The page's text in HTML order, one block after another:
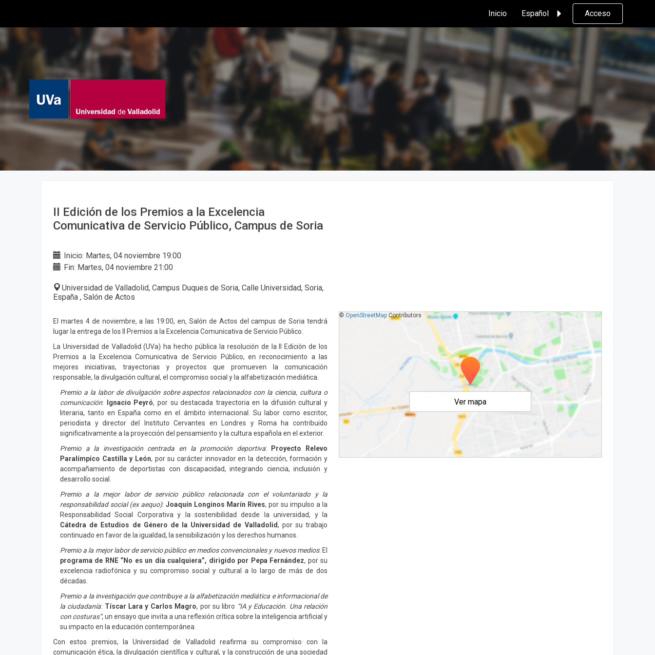
Inicio Español Acceso
II Edición de los Premios a la Excelencia
Comunicativa de Servicio Público, Campus de Soria
Inicio: Martes, 04 noviembre 19:00
Fin: Martes, 04 noviembre 21:00
Universidad de Valladolid, Campus Duques de Soria, Calle Universidad, Soria,
España , Salón de Actos
El martes 4 de noviembre, a las 19:00, en, Salón de Actos del campus de Soria tendrá
lugar la entrega de los II Premios a la Excelencia Comunicativa de Servicio Público.
La Universidad de Valladolid (UVa) ha hecho pública la resolución de la II Edición de los
Premios a la Excelencia Comunicativa de Servicio Público, en reconocimiento a las
mejores iniciativas, trayectorias y proyectos que promueven la comunicación
responsable, la divulgación cultural, el compromiso social y la alfabetización mediática.
Premio a la labor de divulgación sobre aspectos relacionados con la ciencia, cultura o
comunicación: Ignacio Peyró, por su destacada trayectoria en la difusión cultural y
literaria, tanto en España como en el ámbito internacional. Su labor como escritor,
periodista y director del Instituto Cervantes en Londres y Roma ha contribuido
significativamente a la proyección del pensamiento y la cultura española en el exterior.
Premio a la investigación centrada en la promoción deportiva:
Proyecto Relevo
Paralímpico Castilla y León, por su carácter innovador en la detección, formación y
acompañamiento de deportistas con discapacidad, integrando ciencia, inclusión y
desarrollo social.
Premio a la mejor labor de servicio público relacionada con el voluntariado y la
responsabilidad social (ex aequo): Joaquín Longinos Marín Rives, por su impulso a la
Responsabilidad Social Corporativa y la sostenibilidad desde la universidad, y la
Cátedra de Estudios de Género de la Universidad de Valladolid, por su trabajo
continuado en favor de la igualdad, la sensibilización y los derechos humanos.
Premio a la mejor labor de servicio público en medios convencionales y nuevos medios: El
programa de RNE “No es un día cualquiera”, dirigido por Pepa Fernández, por su
excelencia radiofónica y su compromiso social y cultural a lo largo de más de dos
décadas.
Premio a la investigación que contribuye a la alfabetización mediática e informacional de
la ciudadanía: Tíscar Lara y Carlos Magro, por su libro “IA y Educación. Una relación
con costuras”, un ensayo que invita a una reflexión crítica sobre la inteligencia artificial y
su impacto en la educación contemporánea.
Con estos premios, la Universidad de Valladolid reafirma su compromiso con la
comunicación ética, la divulgación científica y cultural, y la construcción de una sociedad
Ver mapa
© OpenStreetMapContributors